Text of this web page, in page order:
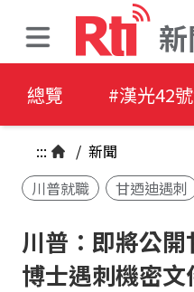
總覽 #漢光42
::: / 新聞
川普就職
甘迺迪遇刺
川普：即將公
博士遇刺機密文